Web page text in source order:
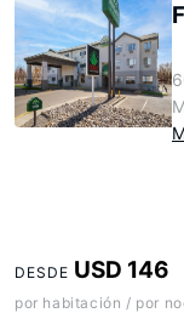
DESDE USD 146
por habitación / por